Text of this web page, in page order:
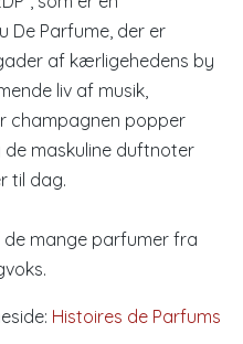
De Parfume, der er
af kærligehedens by
liv af musik,
champagnen popper
maskuline duftnoter
til dag.
mange parfumer fra
Histoires de Parfums